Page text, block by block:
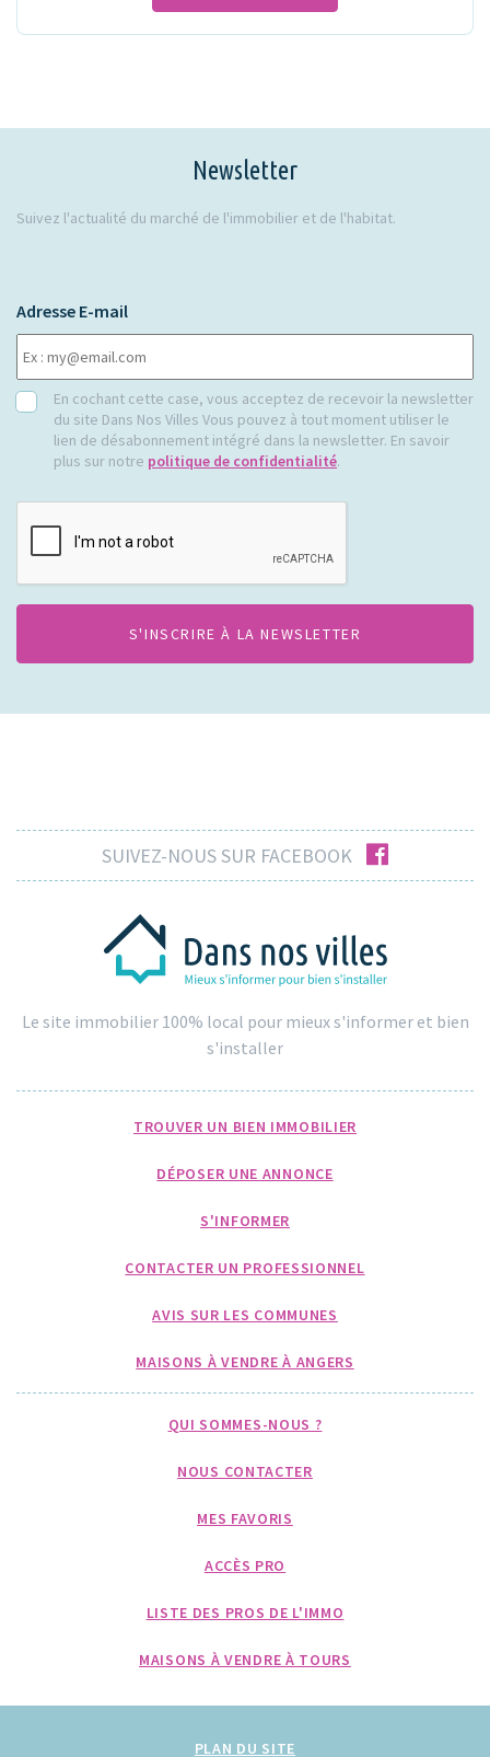
Newsletter
Suivez l'actualité du marché de l'immobilier et de l'habitat.
Adresse E-mail
RGPDEn cochant cette case, vous acceptez de recevoir la newsletter
du site Dans Nos Villes Vous pouvez à tout moment utiliser le
lien de désabonnement intégré dans la newsletter. En savoir
plus sur notre politique de confidentialité.
CAPTCHA
SUIVEZ-NOUS SUR FACEBOOK facebook
Le site immobilier 100% local pour mieux s'informer et bien
s'installer
TROUVER UN BIEN IMMOBILIER
DÉPOSER UNE ANNONCE
S'INFORMER
CONTACTER UN PROFESSIONNEL
AVIS SUR LES COMMUNES
MAISONS À VENDRE À ANGERS
QUI SOMMES-NOUS ?
NOUS CONTACTER
MES FAVORIS
ACCÈS PRO
LISTE DES PROS DE L'IMMO
MAISONS À VENDRE À TOURS
PLAN DU SITE